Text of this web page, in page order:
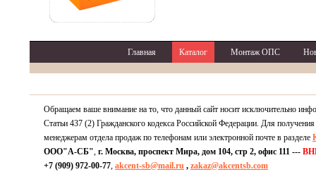
Главная Каталог Монтаж ОПС
Обращаем ваше внимание на то, что данный сайт носит исключительно
Статьи 437 (2) Гражданского кодекса Российской Федерации. Для
менеджерам отдела продаж по телефонам или электронной почте в разделе
ООО"А-СБ", г. Москва, проспект Мира, дом 104, стр 2, офис 111 ---
+7 (909) 972-00-77, akcent-sb@mail.ru , zakaz@akcentsb.com